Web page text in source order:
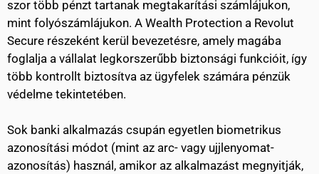
szor több pénzt tartanak megtakarítási számlájukon,
mint folyószámlájukon. A Wealth Protection a Revolut
Secure részeként kerül bevezetésre, amely magába
foglalja a vállalat legkorszerűbb biztonsági funkcióit, így
több kontrollt biztosítva az ügyfelek számára pénzük
védelme tekintetében.
Sok banki alkalmazás csupán egyetlen biometrikus
azonosítási módot (mint az arc- vagy ujjlenyomat-
azonosítás) használ, amikor az alkalmazást megnyitják,